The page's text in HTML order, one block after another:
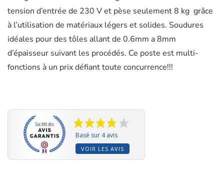
tension d’entrée de 230 V et pèse seulement 8 kg grâce
à l’utilisation de matériaux légers et solides. Soudures
idéales pour des tôles allant de 0.6mm a 8mm
d’épaisseur suivant les procédés. Ce poste est multi-
fonctions à un prix défiant toute concurrence!!!
Basé sur 4 avis
VOIR LES AVIS